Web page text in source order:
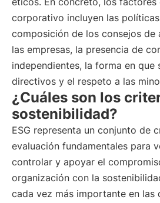
corporativo incluyen las
composición de los consejos de
las empresas, la presencia de
independientes, la forma en que
directivos y el respeto a las
¿Cuáles son los
sostenibilidad?
ESG representa un conjunto de
evaluación fundamentales para
controlar y apoyar el
organización con la
cada vez más importante en las